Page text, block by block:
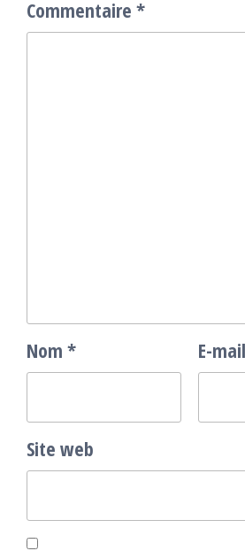
Commentaire *
Nom * E-mail
Site web